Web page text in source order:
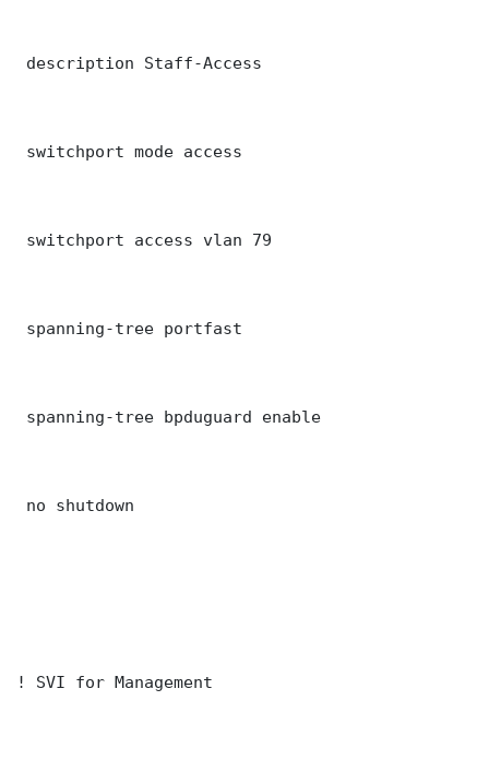
description Staff-Access
switchport mode access
switchport access vlan 79
spanning-tree portfast
spanning-tree bpduguard enable
no shutdown
! SVI for Management